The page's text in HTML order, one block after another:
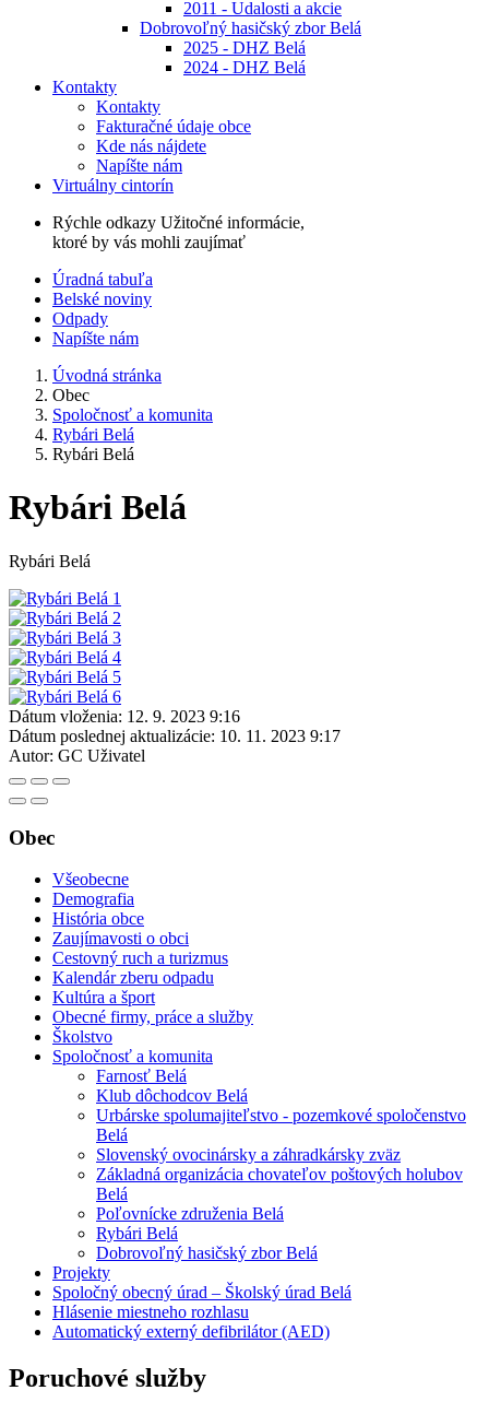
2011 - Udalosti a akcie
Dobrovoľný hasičský zbor Belá
2025 - DHZ Belá
2024 - DHZ Belá
Kontakty
Kontakty
Fakturačné údaje obce
Kde nás nájdete
Napíšte nám
Virtuálny cintorín
Rýchle odkazy Užitočné informácie,
ktoré by vás mohli zaujímať
Úradná tabuľa
Belské noviny
Odpady
Napíšte nám
Úvodná stránka
Obec
Spoločnosť a komunita
Rybári Belá
Rybári Belá
Rybári Belá
Rybári Belá
Dátum vloženia: 12. 9. 2023 9:16
Dátum poslednej aktualizácie: 10. 11. 2023 9:17
Autor: GC Uživatel
Obec
Všeobecne
Demografia
História obce
Zaujímavosti o obci
Cestovný ruch a turizmus
Kalendár zberu odpadu
Kultúra a šport
Obecné firmy, práce a služby
Školstvo
Spoločnosť a komunita
Farnosť Belá
Klub dôchodcov Belá
Urbárske spolumajiteľstvo - pozemkové spoločenstvo
Belá
Slovenský ovocinársky a záhradkársky zväz
Základná organizácia chovateľov poštových holubov
Belá
Poľovnícke združenia Belá
Rybári Belá
Dobrovoľný hasičský zbor Belá
Projekty
Spoločný obecný úrad – Školský úrad Belá
Hlásenie miestneho rozhlasu
Automatický externý defibrilátor (AED)
Poruchové služby